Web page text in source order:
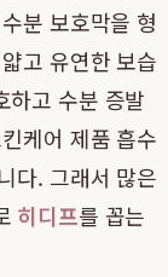
분 보호막을 형
고 유연한 보습
하고 수분 증발
케어 제품 흡수
다. 그래서 많은
히디프를 꼽는